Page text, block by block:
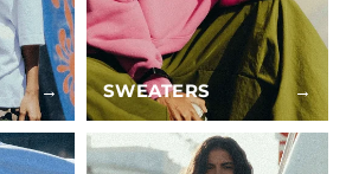
→ SWEATERS →